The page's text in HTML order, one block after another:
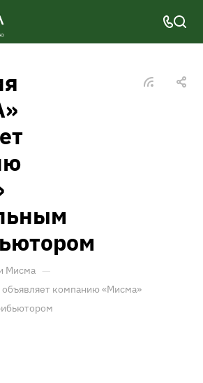
Мисма —
компанию «Мисма»